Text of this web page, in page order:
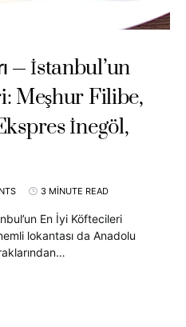
İstanbul’un
Meşhur Filibe,
İnegöl,
3 MINUTE READ
En İyi Köftecileri
lokantası da Anadolu